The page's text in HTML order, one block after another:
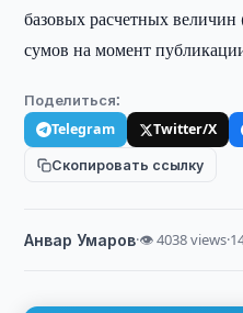
базовых расчетных
сумов на момент
Поделиться:
Telegram Twitter/X
Скопировать ссылку
Анвар Умаров·👁 4038 views·